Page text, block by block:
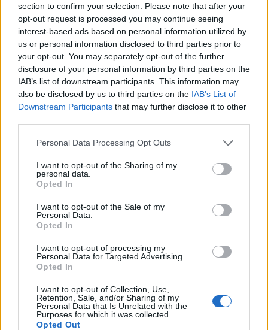
section to confirm your selection. Please note that after your
opt-out request is processed you may continue seeing
interest-based ads based on personal information utilized by
us or personal information disclosed to third parties prior to
your opt-out. You may separately opt-out of the further
disclosure of your personal information by third parties on the
IAB’s list of downstream participants. This information may
also be disclosed by us to third parties on the IAB’s List of
Downstream Participants that may further disclose it to other
Please note that this website/app uses one or more Google
not limited to your visit or usage behaviour. You may click to
grant or deny consent to Google and its third-party tags to
use your data for below specified purposes in below Google
consent section.
Personal Data Processing Opt Outs
I want to opt-out of the Sharing of my
personal data.
Opted In
I want to opt-out of the Sale of my
Personal Data.
Opted In
I want to opt-out of processing my
Personal Data for Targeted Advertising.
Opted In
I want to opt-out of Collection, Use,
Retention, Sale, and/or Sharing of my
Personal Data that Is Unrelated with the
Purposes for which it was collected.
Opted Out
Στο travelstyle.gr θα μάθετε τα πάντα για την
Αράχωβα αλλά θα βρείτε και πολλές προτάσεις,
μέσα από τοναπόλυτο οδηγό για την Αράχωβα